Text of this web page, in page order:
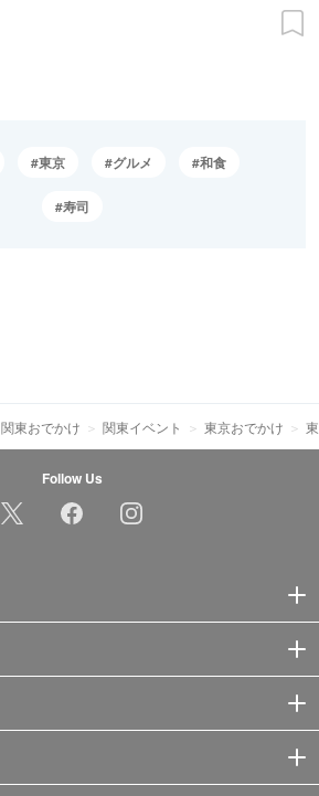
東京 グルメ 和食
寿司
関東おでかけ 関東イベント 東京おでかけ
Follow Us